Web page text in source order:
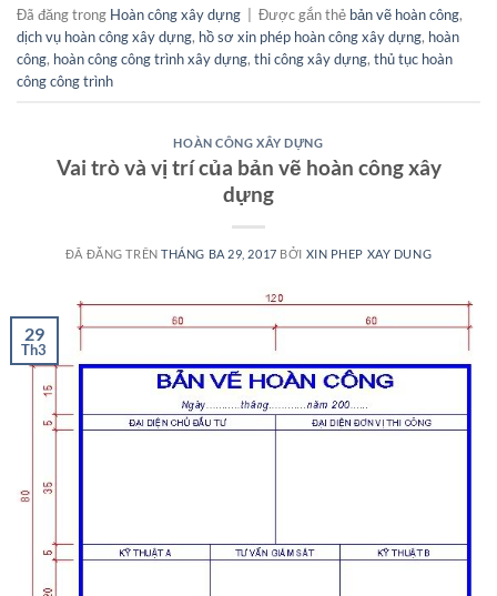
Đã đăng trong Hoàn công xây dựng Được gắn thẻ bản vẽ hoàn công,
dịch vụ hoàn công xây dựng, hồ sơ xin phép hoàn công xây dựng, hoàn
công, hoàn công công trình xây dựng, thi công xây dựng, thủ tục hoàn
công công trình
HOÀN CÔNG XÂY DỰNG
Vai trò và vị trí của bản vẽ hoàn công xây
dựng
ĐÃ ĐĂNG TRÊNTHÁNG BA 29, 2017 BỞI XIN PHEP XAY DUNG
29
Th3